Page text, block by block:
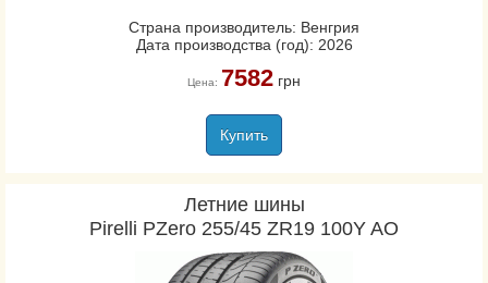
Страна производитель: Венгрия
Дата производства (год): 2026
Цена: 7582грн
Купить
Летние шины
Pirelli PZero 255/45 ZR19 100Y AO